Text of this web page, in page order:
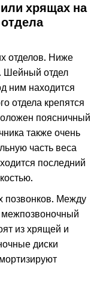
хрящах на
отделов. Ниже
Шейный отдел
ним находится
отдела крепятся
поясничный
также очень
часть веса
последний
позвонков. Между
из хрящей и
диски